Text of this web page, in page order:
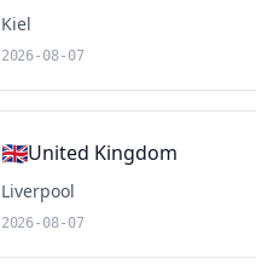
Kiel
2026-08-07
🇬🇧United Kingdom
Liverpool
2026-08-07